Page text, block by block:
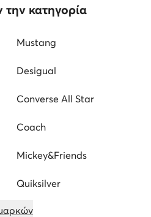
κατηγορία
Mustang
Desigual
Converse All Star
Coach
Mickey&Friends
Quiksilver